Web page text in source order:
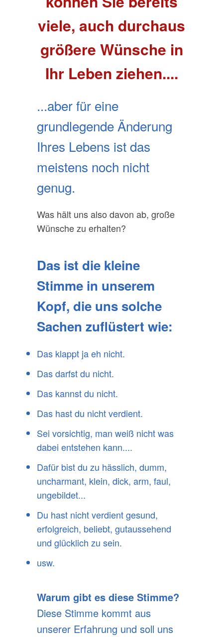
viele, auch durchaus
größere Wünsche in
Ihr Leben ziehen....
...aber für eine
grundlegende Änderung
Ihres Lebens ist das
meistens noch nicht
genug.
Was hält uns also davon ab, große
Wünsche zu erhalten?
Das ist die kleine
Stimme in unserem
Kopf, die uns solche
Sachen zuflüstert wie:
Das klappt ja eh nicht.
Das darfst du nicht.
Das kannst du nicht.
Das hast du nicht verdient.
Sei vorsichtig, man weiß nicht was
dabei entstehen kann....
Dafür bist du zu hässlich, dumm,
uncharmant, klein, dick, arm, faul,
ungebildet...
Du hast nicht verdient gesund,
erfolgreich, beliebt, gutaussehend
und glücklich zu sein.
usw.
Warum gibt es diese Stimme?
Diese Stimme kommt aus
unserer Erfahrung und soll uns